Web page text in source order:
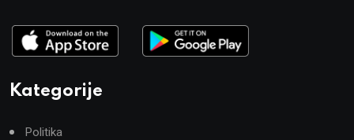
Kategorije
Politika